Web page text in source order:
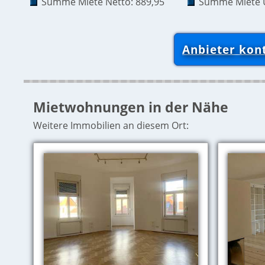
Anbieter
Mietwohnungen in der Nähe
Weitere Immobilien an diesem Ort: